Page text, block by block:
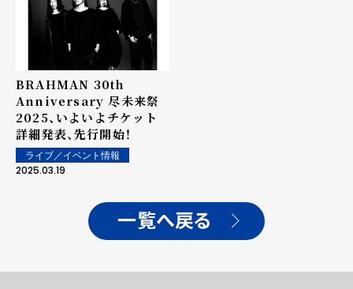
BRAHMAN 30th
Anniversary 尽未来祭
2025、いよいよチケット
詳細発表、先行開始！
ライブ／イベント情報
2025.03.19
一覧へ戻る